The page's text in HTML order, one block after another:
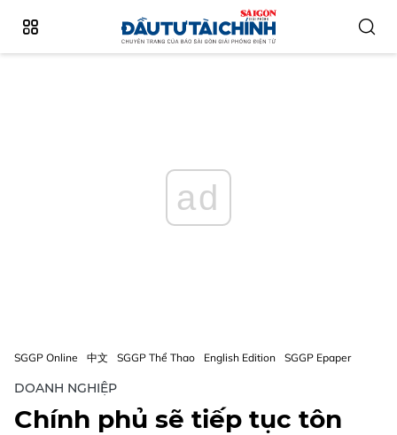
ad
SGGP Online 中文 SGGP Thể Thao English Edition SGGP Epaper
DOANH NGHIỆP
Chính phủ sẽ tiếp tục tôn